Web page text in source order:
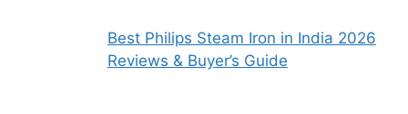
Best Philips Steam Iron in India 2026
Reviews & Buyer’s Guide